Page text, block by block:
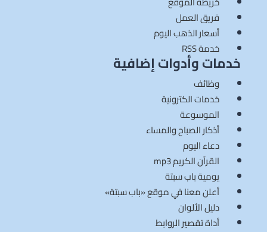
فريق العمل
أسعار الذهب اليوم
خدمة RSS
خدمات وأدوات إضافية
وظائف
خدمات الكترونية
الموسوعة
أذكار الصباح والمساء
دعاء اليوم
القرآن الكريم mp3
يومية باب سبتة
أعلن معنا في موقع «باب سبتة»
دليل الألوان
أداة تقصير الروابط